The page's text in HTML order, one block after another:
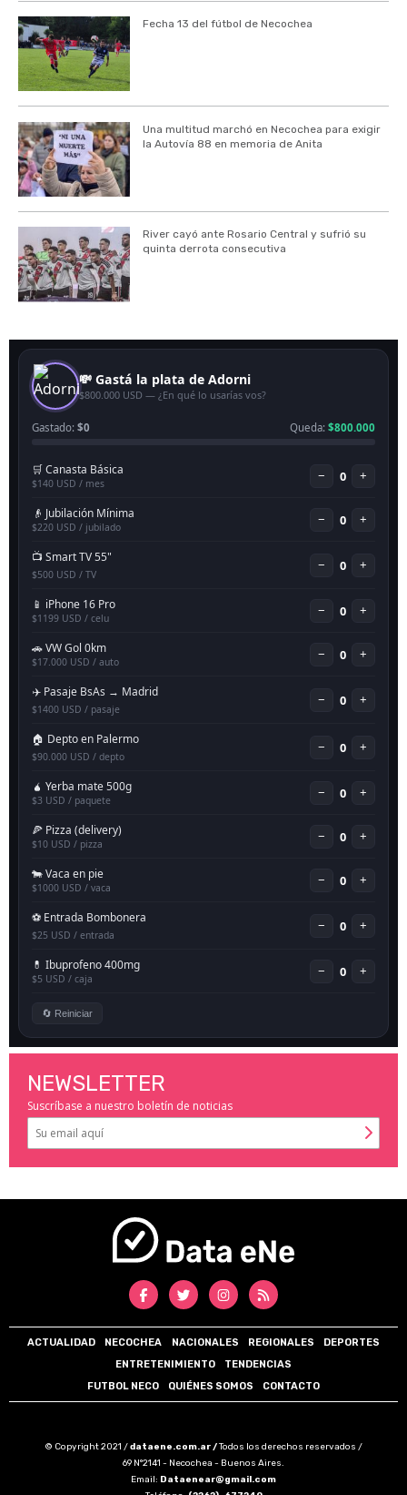
Fecha 13 del fútbol de Necochea
Una multitud marchó en Necochea para exigir
la Autovía 88 en memoria de Anita
River cayó ante Rosario Central y sufrió su
quinta derrota consecutiva
NEWSLETTER
Suscríbase a nuestro boletín de noticias
ACTUALIDAD NECOCHEA NACIONALES REGIONALES
DEPORTES
ENTRETENIMIENTO
TENDENCIAS
FUTBOL NECO
QUIÉNES SOMOS CONTACTO
© Copyright 2021 /dataene.com.ar /Todos los derechos reservados /
69 N°2141 - Necochea - Buenos Aires.
Email: Dataenear@gmail.com